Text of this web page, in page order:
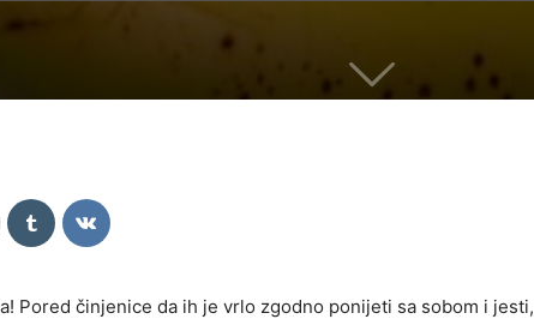
Pored činjenice da ih je vrlo zgodno ponijeti sa sobom i jesti,